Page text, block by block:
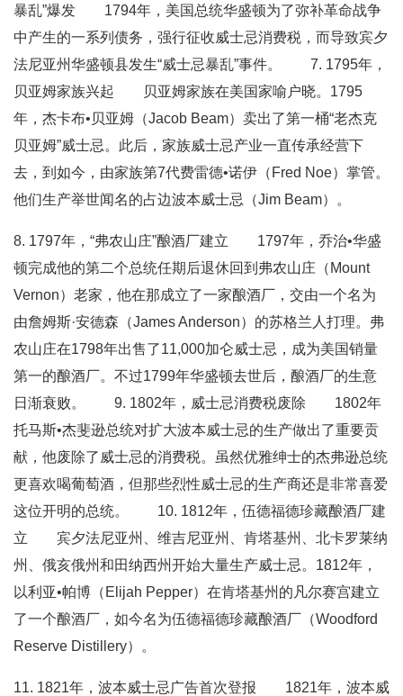
暴乱”爆发 1794年，美国总统华盛顿为了弥补革命战争
中产生的一系列债务，强行征收威士忌消费税，而导致宾夕
法尼亚州华盛顿县发生“威士忌暴乱”事件。 7. 1795年，
贝亚姆家族兴起 贝亚姆家族在美国家喻户晓。1795
年，杰卡布•贝亚姆（Jacob Beam）卖出了第一桶“老杰克
贝亚姆”威士忌。此后，家族威士忌产业一直传承经营下
去，到如今，由家族第7代费雷德•诺伊（Fred Noe）掌管。
他们生产举世闻名的占边波本威士忌（Jim Beam）。
8. 1797年，“弗农山庄”酿酒厂建立 1797年，乔治•华盛
顿完成他的第二个总统任期后退休回到弗农山庄（Mount
Vernon）老家，他在那成立了一家酿酒厂，交由一个名为
由詹姆斯·安德森（James Anderson）的苏格兰人打理。弗
农山庄在1798年出售了11,000加仑威士忌，成为美国销量
第一的酿酒厂。不过1799年华盛顿去世后，酿酒厂的生意
日渐衰败。 9. 1802年，威士忌消费税废除 1802年
托马斯•杰斐逊总统对扩大波本威士忌的生产做出了重要贡
献，他废除了威士忌的消费税。虽然优雅绅士的杰弗逊总统
更喜欢喝葡萄酒，但那些烈性威士忌的生产商还是非常喜爱
这位开明的总统。 10. 1812年，伍德福德珍藏酿酒厂建
立 宾夕法尼亚州、维吉尼亚州、肯塔基州、北卡罗莱纳
州、俄亥俄州和田纳西州开始大量生产威士忌。1812年，
以利亚•帕博（Elijah Pepper）在肯塔基州的凡尔赛宫建立
了一个酿酒厂，如今名为伍德福德珍藏酿酒厂（Woodford
Reserve Distillery）。
11. 1821年，波本威士忌广告首次登报 1821年，波本威